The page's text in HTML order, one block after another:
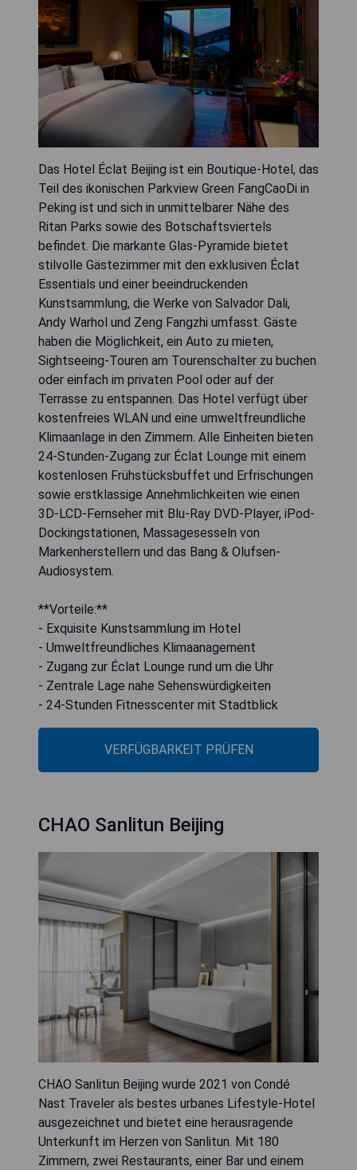
Das Hotel Éclat Beijing ist ein Boutique-Hotel, das
Teil des ikonischen Parkview Green FangCaoDi in
Peking ist und sich in unmittelbarer Nähe des
Ritan Parks sowie des Botschaftsviertels
befindet. Die markante Glas-Pyramide bietet
stilvolle Gästezimmer mit den exklusiven Éclat
Essentials und einer beeindruckenden
Kunstsammlung, die Werke von Salvador Dali,
Andy Warhol und Zeng Fangzhi umfasst. Gäste
haben die Möglichkeit, ein Auto zu mieten,
Sightseeing-Touren am Tourenschalter zu buchen
oder einfach im privaten Pool oder auf der
Terrasse zu entspannen. Das Hotel verfügt über
kostenfreies WLAN und eine umweltfreundliche
Klimaanlage in den Zimmern. Alle Einheiten bieten
24-Stunden-Zugang zur Éclat Lounge mit einem
kostenlosen Frühstücksbuffet und Erfrischungen
sowie erstklassige Annehmlichkeiten wie einen
3D-LCD-Fernseher mit Blu-Ray DVD-Player, iPod-
Dockingstationen, Massagesesseln von
Markenherstellern und das Bang & Olufsen-
Audiosystem.
**Vorteile:**
- Exquisite Kunstsammlung im Hotel
- Umweltfreundliches Klimaanagement
- Zugang zur Éclat Lounge rund um die Uhr
- Zentrale Lage nahe Sehenswürdigkeiten
- 24-Stunden Fitnesscenter mit Stadtblick
VERFÜGBARKEIT PRÜFEN
CHAO Sanlitun Beijing
CHAO Sanlitun Beijing wurde 2021 von Condé
Nast Traveler als bestes urbanes Lifestyle-Hotel
ausgezeichnet und bietet eine herausragende
Unterkunft im Herzen von Sanlitun. Mit 180
Zimmern, zwei Restaurants, einer Bar und einem